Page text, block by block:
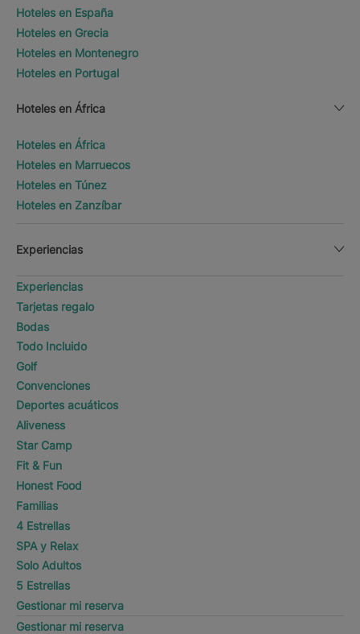
Hoteles en España
Hoteles en Grecia
Hoteles en Montenegro
Hoteles en Portugal
Hoteles en África
Hoteles en África
Hoteles en Marruecos
Hoteles en Túnez
Hoteles en Zanzíbar
Experiencias
Experiencias
Tarjetas regalo
Bodas
Todo Incluido
Golf
Convenciones
Deportes acuáticos
Aliveness
Star Camp
Fit & Fun
Honest Food
Familias
4 Estrellas
SPA y Relax
Solo Adultos
5 Estrellas
Gestionar mi reserva
Gestionar mi reserva